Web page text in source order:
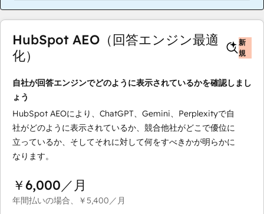
HubSpot AEO（回答エンジン最適
化）
新
規
自社が回答エンジンでどのように表示されているかを確認しまし
ょう
HubSpot AEOにより、ChatGPT、Gemini、Perplexityで自
社がどのように表示されているか、競合他社がどこで優位に
立っているか、そしてそれに対して何をすべきかが明らかに
なります。
￥6,000／月
年間払いの場合、 ￥5,400／月